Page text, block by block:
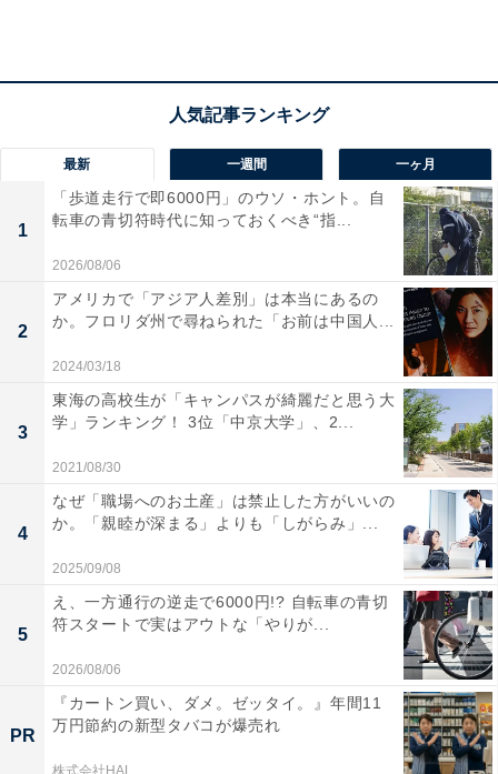
2位は、「ビール」（21.9％）。こちらも5人に1人は
「値上げしてよい」という意見です。TOP2ともに嗜好
（しこう）品がランクインしています。
3位以降には「おむつ」（8.5％）や「インスタントコー
ヒー」（6.4％）、「文房具」（6.0％）などが続いてい
ます。一方で、「水道」や「電気」「小麦」「食用油」
などはすべて1〜3%程度です。
最新 一週間 一ヶ月
1
「歩道走行で即6000円」のウソ・ホント。自
転車の青切符時代に知っておくべき“指...
2026/08/06
2
アメリカで「アジア人差別」は本当にあるの
か。フロリダ州で尋ねられた「お前は中国人...
2024/03/18
3
東海の高校生が「キャンパスが綺麗だと思う大
学」ランキング！ 3位「中京大学」、2...
2021/08/30
4
なぜ「職場へのお土産」は禁止した方がいいの
か。「親睦が深まる」よりも「しがらみ」...
2025/09/08
5
え、一方通行の逆走で6000円!? 自転車の青切
符スタートで実はアウトな「やりが...
2026/08/06
PR
『カートン買い、ダメ。ゼッタイ。』年間11
万円節約の新型タバコが爆売れ
株式会社HAL